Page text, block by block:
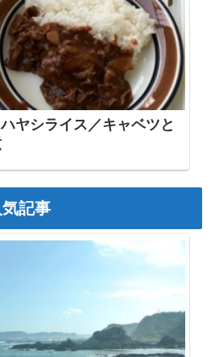
ヤシライス／キャベツと
記事